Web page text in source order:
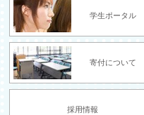
学生ポータル
寄付について
採用情報